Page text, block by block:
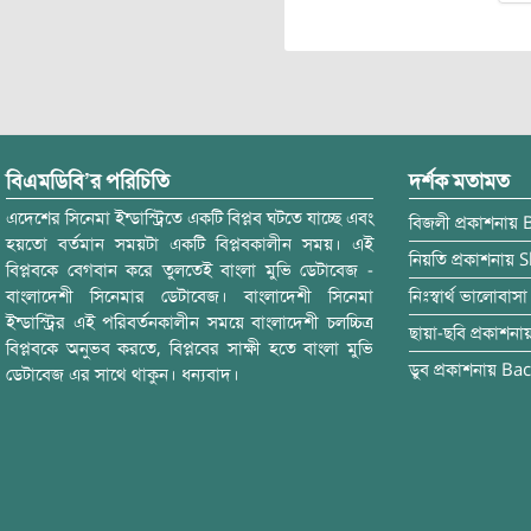
বিএমডিবি’র পরিচিতি
এদেশের সিনেমা ইন্ডাস্ট্রিতে একটি বিপ্লব ঘটতে যাচ্ছে এবং
হয়তো বর্তমান সময়টা একটি বিপ্লবকালীন সময়। এই
বিপ্লবকে বেগবান করে তুলতেই বাংলা মুভি ডেটাবেজ -
বাংলাদেশী সিনেমার ডেটাবেজ। বাংলাদেশী সিনেমা
ইন্ডাস্ট্রির এই পরিবর্তনকালীন সময়ে বাংলাদেশী চলচ্চিত্র
বিপ্লবকে অনুভব করতে, বিপ্লবের সাক্ষী হতে বাংলা মুভি
ডেটাবেজ এর সাথে থাকুন। ধন্যবাদ।
দর্শক মতামত
বিজলী প্রকাশনায়
নিয়তি প্রকাশনায়
নিঃস্বার্থ ভালোবাসা
ছায়া-ছবি
ডুব প্রকাশনায়